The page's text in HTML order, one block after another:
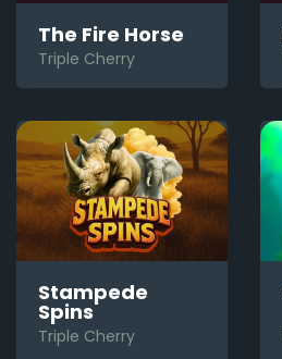
The Fire Horse
Triple Cherry
Stampede
Spins
Triple Cherry